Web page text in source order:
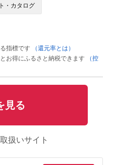
・カタログ
指標です
（還元率とは）
お得にふるさと納税できます
（控
見る
扱いサイト